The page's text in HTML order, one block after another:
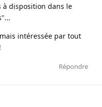
disposition dans le
intéressée par tout
Répondre